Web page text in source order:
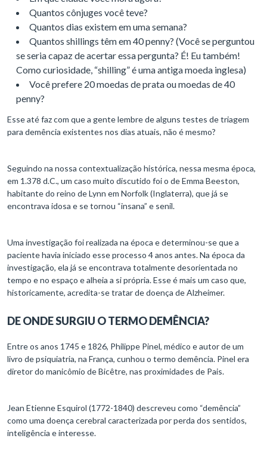
Quantos cônjuges você teve?
Quantos dias existem em uma semana?
Quantos shillings têm em 40 penny? (Você se perguntou
se seria capaz de acertar essa pergunta? É! Eu também!
Como curiosidade, “shilling” é uma antiga moeda inglesa)
Você prefere 20 moedas de prata ou moedas de 40
penny?
Esse até faz com que a gente lembre de alguns testes de triagem
para demência existentes nos dias atuais, não é mesmo?
Seguindo na nossa contextualização histórica, nessa mesma época,
em 1.378 d.C., um caso muito discutido foi o de Emma Beeston,
habitante do reino de Lynn em Norfolk (Inglaterra), que já se
encontrava idosa e se tornou “insana” e senil.
Uma investigação foi realizada na época e determinou-se que a
paciente havia iniciado esse processo 4 anos antes. Na época da
investigação, ela já se encontrava totalmente desorientada no
tempo e no espaço e alheia a si própria. Esse é mais um caso que,
historicamente, acredita-se tratar de doença de Alzheimer.
DE ONDE SURGIU O TERMO DEMÊNCIA?
Entre os anos 1745 e 1826, Philippe Pinel, médico e autor de um
livro de psiquiatria, na França, cunhou o termo demência. Pinel era
diretor do manicômio de Bicêtre, nas proximidades de Pais.
Jean Etienne Esquirol (1772-1840) descreveu como “demência”
como uma doença cerebral caracterizada por perda dos sentidos,
inteligência e interesse.